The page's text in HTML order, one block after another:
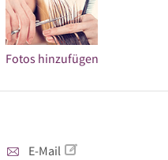
Fotos hinzufügen
E-Mail